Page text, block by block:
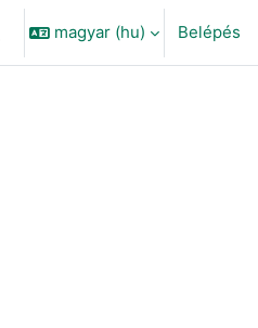
bemeneti adatok váltása
magyar ‎(hu)‎ Belépés